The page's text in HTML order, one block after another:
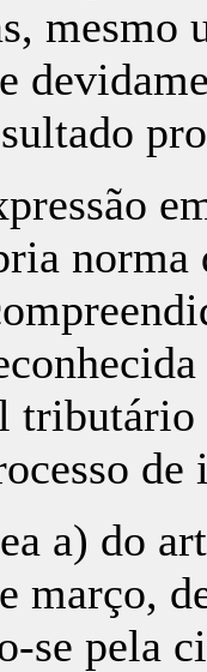
mesmo
a) do
março,
se pela